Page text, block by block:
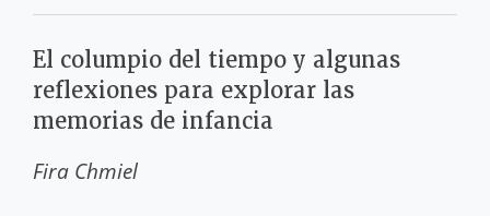
El columpio del tiempo y algunas
reflexiones para explorar las
memorias de infancia
Fira Chmiel